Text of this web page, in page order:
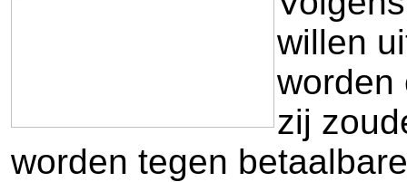
willen
worden
zij
worden tegen